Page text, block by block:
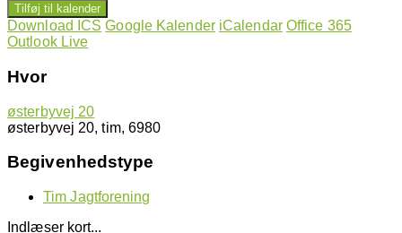
Tilføj til kalender
Download ICS Google Kalender iCalendar Office 365
Outlook Live
Hvor
østerbyvej 20
østerbyvej 20, tim, 6980
Begivenhedstype
Tim Jagtforening
Indlæser kort...